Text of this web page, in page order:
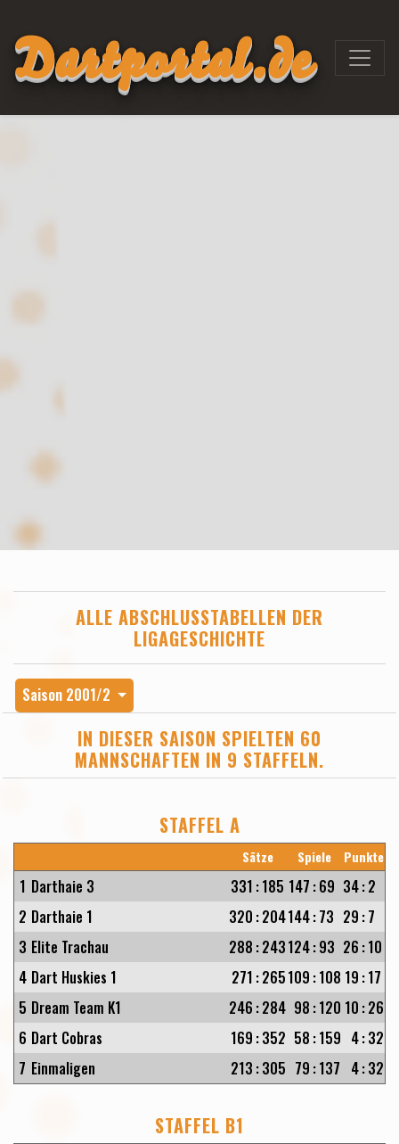
Dartportal.de
ALLE ABSCHLUSSTABELLEN DER
LIGAGESCHICHTE
Saison 2001/2
IN DIESER SAISON SPIELTEN 60
MANNSCHAFTEN IN 9 STAFFELN.
STAFFEL A
Sätze Spiele Punkte
1 Darthaie 3 331 :185 147 :69 34:2
2 Darthaie 1 320 :204144:73 29 :7
3 Elite Trachau 288 :243124:93 26 :10
4 Dart Huskies 1 271 :265109 :108 19 :17
5 Dream Team K1 246 :284 98 :120 10 :26
6 Dart Cobras 169 :352 58 :159 4:32
7 Einmaligen 213 :305 79 :137 4:32
STAFFEL B1